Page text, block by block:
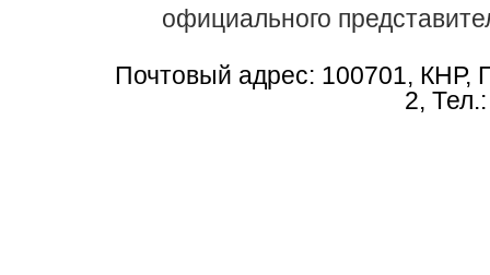
официального
Почтовый адрес: 100701, КНР,
2,